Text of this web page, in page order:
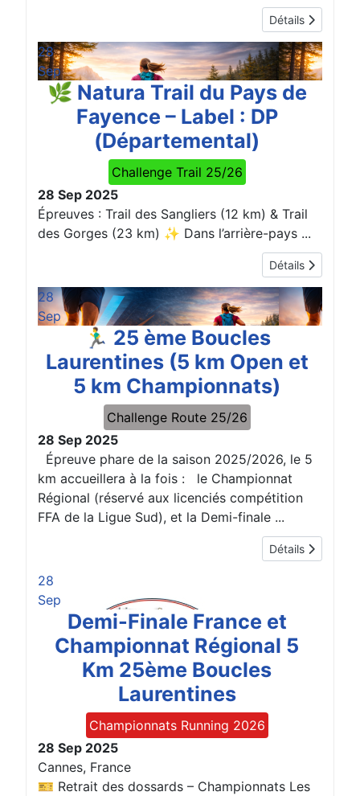
Détails
28
Sep
🌿 Natura Trail du Pays de
Fayence – Label : DP
(Départemental)
Challenge Trail 25/26
28 Sep 2025
Épreuves : Trail des Sangliers (12 km) & Trail
des Gorges (23 km) ✨ Dans l’arrière-pays ...
Détails
28
Sep
🏃‍♂️ 25 ème Boucles
Laurentines (5 km Open et
5 km Championnats)
Challenge Route 25/26
28 Sep 2025
Épreuve phare de la saison 2025/2026, le 5
km accueillera à la fois : le Championnat
Régional (réservé aux licenciés compétition
FFA de la Ligue Sud), et la Demi-finale ...
Détails
28
Sep
Demi-Finale France et
Championnat Régional 5
Km 25ème Boucles
Laurentines
Championnats Running 2026
28 Sep 2025
Cannes, France
🎫 Retrait des dossards – Championnats Les